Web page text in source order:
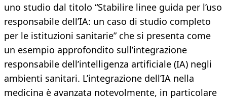
uno studio dal titolo “Stabilire linee guida per l’uso
responsabile dell’IA: un caso di studio completo
per le istituzioni sanitarie” che si presenta come
un esempio approfondito sull’integrazione
responsabile dell’intelligenza artificiale (IA) negli
ambienti sanitari. L’integrazione dell’IA nella
medicina è avanzata notevolmente, in particolare